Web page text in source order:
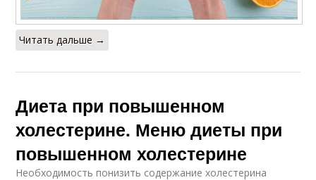
Читать дальше →
Диета при повышенном
холестерине. Меню диеты при
повышенном холестерине
Необходимость понизить содержание холестерина